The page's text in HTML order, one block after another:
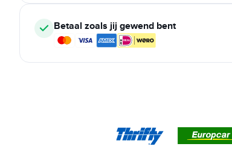
Betaal zoals jij gewend bent